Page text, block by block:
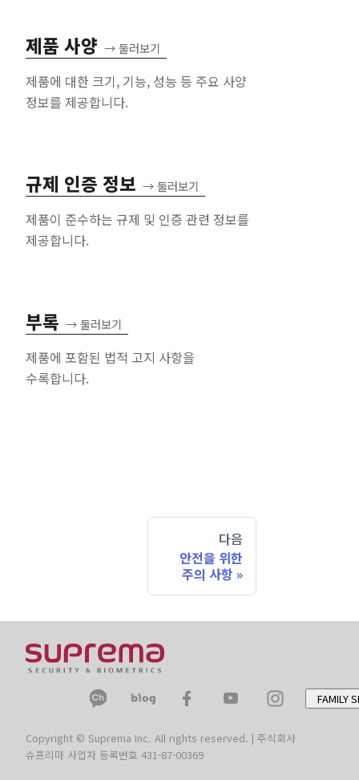
제품 사양 →둘러보기
제품에 대한 크기, 기능, 성능 등 주요 사양
정보를 제공합니다.
규제 인증 정보 →둘러보기
제품이 준수하는 규제 및 인증 관련 정보를
제공합니다.
부록 →둘러보기
제품에 포함된 법적 고지 사항을
수록합니다.
다음
안전을 위한
주의 사항
FAMILY
Copyright © Suprema Inc. All rights reserved. | 주식회사
슈프리마 사업자 등록번호 431-87-00369